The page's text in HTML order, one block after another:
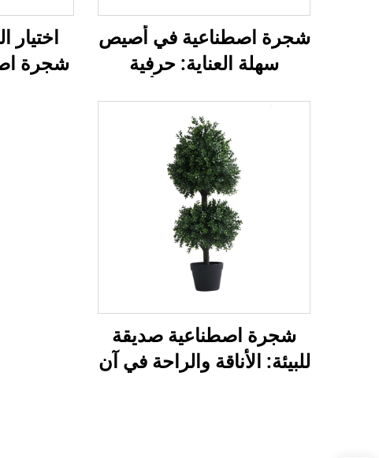
شجرة اصطناعية في أصيص
سهلة العناية: حرفية
شجرة
شجرة اصطناعية صديقة
للبيئة: الأناقة والراحة في آن